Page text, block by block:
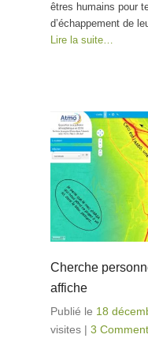
êtres humains pour
d’échappement de
Lire la suite…
Cherche
affiche
Publié le 18
visites | 3